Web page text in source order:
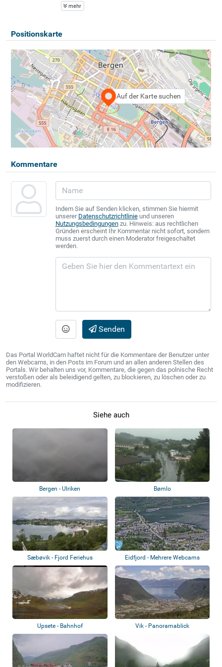
mehr
Positionskarte
Auf der Karte suchen
Kommentare
Indem Sie auf Senden klicken, stimmen Sie hiermit
unserer Datenschutzrichtlinieund unseren
Nutzungsbedingungenzu. Hinweis: aus rechtlichen
Gründen erscheint Ihr Kommentar nicht sofort, sondern
muss zuerst durch einen Moderator freigeschaltet
werden.
Senden
Das Portal WorldCam haftet nicht für die Kommentare der Benutzer unter
den Webcams, in den Posts im Forum und an allen anderen Stellen des
Portals. Wir behalten uns vor, Kommentare, die gegen das polnische Recht
verstoßen oder als beleidigend gelten, zu blockieren, zu löschen oder zu
modifizieren.
Siehe auch
Bergen - Ulriken Bømlo
Sæbøvik - Fjord Feriehus Eidfjord - Mehrere Webcams
Upsete - Bahnhof Vik - Panoramablick